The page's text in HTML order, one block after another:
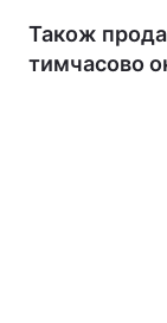
Також
тимчасово